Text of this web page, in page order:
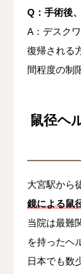
Q：手術後
A：デスク
復帰される
間程度の制
鼠径ヘ
大宮駅から
鏡による鼠
当院は最難
を持ったヘ
日本でも数